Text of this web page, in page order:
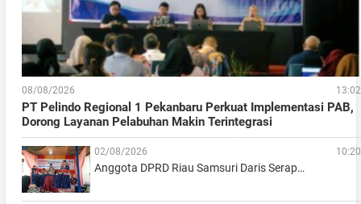
08/08/2026 13:02
PT Pelindo Regional 1 Pekanbaru Perkuat Implementasi PAB,
Dorong Layanan Pelabuhan Makin Terintegrasi
02/08/2026 10:20
Anggota DPRD Riau Samsuri Daris Serap…